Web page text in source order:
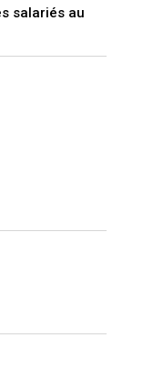
salariés au